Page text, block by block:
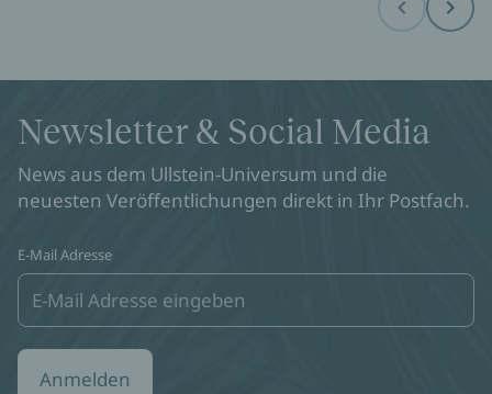
Before Next
Newsletter & Social Media
News aus dem Ullstein-Universum und die
neuesten Veröffentlichungen direkt in Ihr Postfach.
E-Mail Adresse
Anmelden